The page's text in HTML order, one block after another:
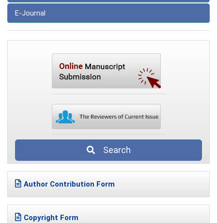
E-Journal
Search
Author Contribution Form
Copyright Form